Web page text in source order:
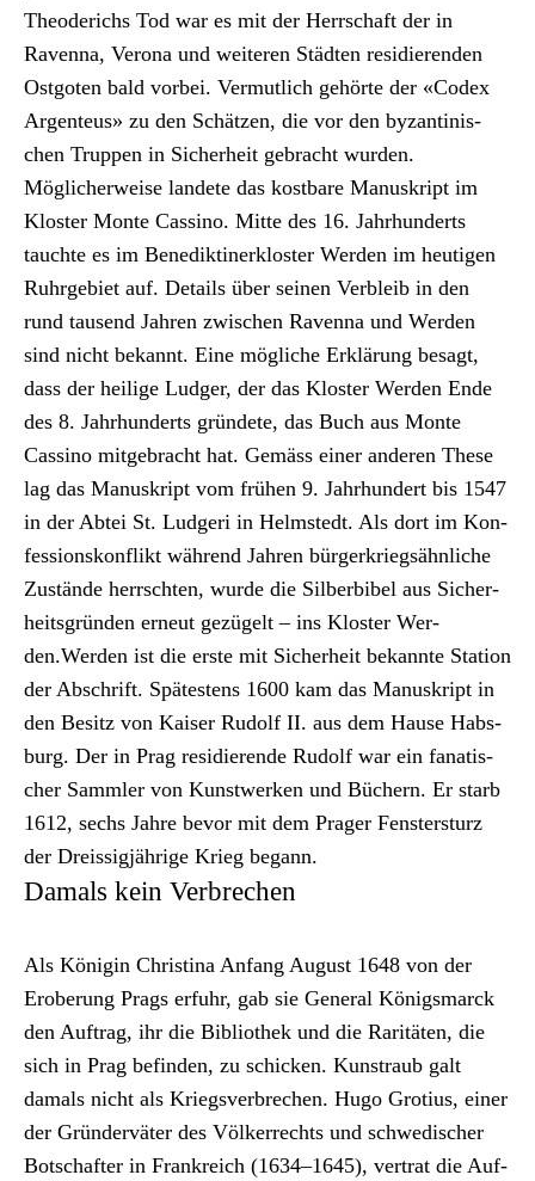
Theoderichs Tod war es mit der Herrschaft der in
Raven­na, Verona und weit­eren Städten resi­dieren­den
Ost­goten bald vor­bei. Ver­mut­lich gehörte der «Codex
Argen­teus» zu den Schätzen, die vor den byzan­ti­nis­
chen Trup­pen in Sicher­heit gebracht wur­den.
Möglicher­weise lan­dete das kost­bare Manuskript im
Kloster Monte Cassi­no. Mitte des 16. Jahrhun­derts
tauchte es im Benedik­tin­erk­loster Wer­den im heuti­gen
Ruhrge­bi­et auf. Details über seinen Verbleib in den
rund tausend Jahren zwis­chen Raven­na und Wer­den
sind nicht bekan­nt. Eine mögliche Erk­lärung besagt,
dass der heilige Ludger, der das Kloster Wer­den Ende
des 8. Jahrhun­derts grün­dete, das Buch aus Monte
Cassi­no mit­ge­bracht hat. Gemäss ein­er anderen These
lag das Manuskript vom frühen 9. Jahrhun­dert bis 1547
in der Abtei St. Ludgeri in Helm­st­edt. Als dort im Kon­
fes­sion­skon­flikt während Jahren bürg­erkriegsähn­liche
Zustände herrscht­en, wurde die Sil­ber­bibel aus Sicher­
heits­grün­den erneut gezügelt – ins Kloster Wer­
den.Wer­den ist die erste mit Sicher­heit bekan­nte Sta­tion
der Abschrift. Spätestens 1600 kam das Manuskript in
den Besitz von Kaiser Rudolf II. aus dem Hause Hab­s­
burg. Der in Prag resi­dierende Rudolf war ein fanatis­
ch­er Samm­ler von Kunst­werken und Büch­ern. Er starb
1612, sechs Jahre bevor mit dem Prager Fen­ster­sturz
der Dreis­sigjährige Krieg begann.
Damals kein Verbrechen
Als Köni­gin Christi­na Anfang August 1648 von der
Eroberung Prags erfuhr, gab sie Gen­er­al Königs­mar­ck
den Auf­trag, ihr die Bib­lio­thek und die Rar­itäten, die
sich in Prag befind­en, zu schick­en. Kun­straub galt
damals nicht als Kriegsver­brechen. Hugo Grotius, ein­er
der Grün­derväter des Völk­er­rechts und schwedis­ch­er
Botschafter in Frankre­ich (1634–1645), ver­trat die Auf­